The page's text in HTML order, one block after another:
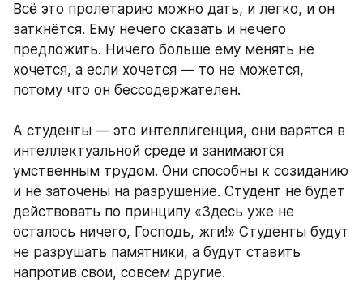
Всё это пролетарию можно дать, и легко, и он
заткнётся. Ему нечего сказать и нечего
предложить. Ничего больше ему менять не
хочется, а если хочется — то не можется,
потому что он бессодержателен.
А студенты — это интеллигенция, они варятся в
интеллектуальной среде и занимаются
умственным трудом. Они способны к созиданию
и не заточены на разрушение. Студент не будет
действовать по принципу «Здесь уже не
осталось ничего, Господь, жги!» Студенты будут
не разрушать памятники, а будут ставить
напротив свои, совсем другие.